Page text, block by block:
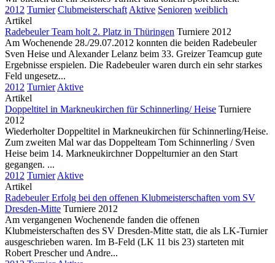
2012 Turnier Clubmeisterschaft Aktive Senioren weiblich
Artikel
Radebeuler Team holt 2. Platz in Thüringen Turniere 2012
Am Wochenende 28./29.07.2012 konnten die beiden Radebeuler
Sven Heise und Alexander Lelanz beim 33. Greizer Teamcup gute
Ergebnisse erspielen. Die Radebeuler waren durch ein sehr starkes
Feld ungesetz...
2012 Turnier Aktive
Artikel
Doppeltitel in Markneukirchen für Schinnerling/ Heise Turniere
2012
Wiederholter Doppeltitel in Markneukirchen für Schinnerling/Heise.
Zum zweiten Mal war das Doppelteam Tom Schinnerling / Sven
Heise beim 14. Markneukirchner Doppelturnier an den Start
gegangen. ...
2012 Turnier Aktive
Artikel
Radebeuler Erfolg bei den offenen Klubmeisterschaften vom SV
Dresden-Mitte Turniere 2012
Am vergangenen Wochenende fanden die offenen
Klubmeisterschaften des SV Dresden-Mitte statt, die als LK-Turnier
ausgeschrieben waren. Im B-Feld (LK 11 bis 23) starteten mit
Robert Prescher und Andre...